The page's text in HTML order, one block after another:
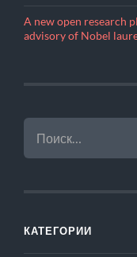
A new open research
advisory of Nobel
НАЙТИ:
КАТЕГОРИИ